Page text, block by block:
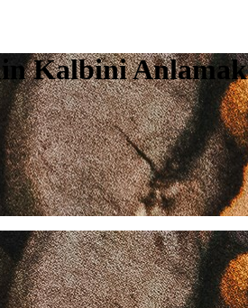
Kalbini Anlamak